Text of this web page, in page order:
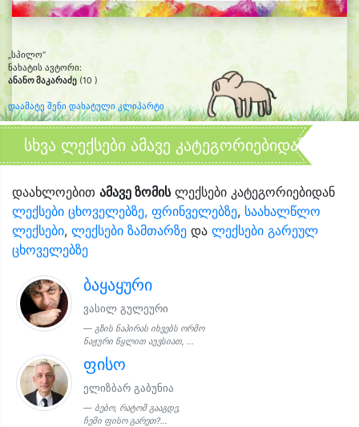
„სპილო“
ნახატის ავტორი:
ანანო მაკარაძე (10 )
დაამატე შენი დახატული კლიპარტი
სხვა ლექსები ამავე კატეგორიებიდან
დაახლოებით ამავე ზომისლექსები კატეგორიებიდან
ლექსები ცხოველებზე, ფრინველებზე, საახალწლო
ლექსები, ლექსები ზამთარზე და ლექსები გარეულ
ცხოველებზე
ბაყაყური
ვასილ გულეური
გზის ნაპირას იხვებს ორმო
ნაჟური წყლით აუვსიათ, ...
ფისო
ელიზბარ გაბუნია
ბებო, რატომ გააგდე,
ჩემი ფისო გარეთ?...